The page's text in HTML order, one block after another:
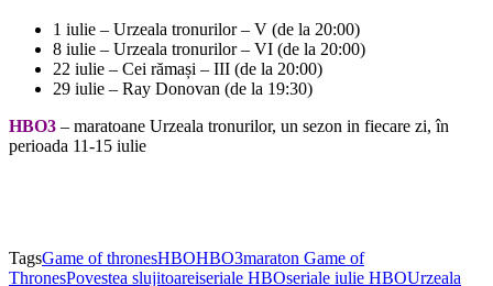
1 iulie – Urzeala tronurilor – V (de la 20:00)
8 iulie – Urzeala tronurilor – VI (de la 20:00)
22 iulie – Cei rămași – III (de la 20:00)
29 iulie – Ray Donovan (de la 19:30)
HBO3 – maratoane Urzeala tronurilor, un sezon in fiecare zi, în
perioada 11-15 iulie
TagsGame of thronesHBOHBO3maraton Game of
ThronesPovestea slujitoareiseriale HBOseriale iulie HBOUrzeala